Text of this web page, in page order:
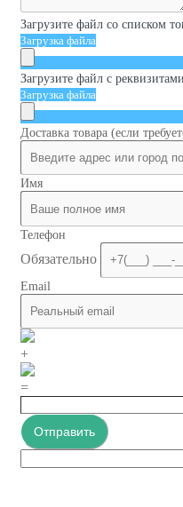
Загрузите файл со списком
Загрузка файла
Загрузите файл с
Загрузка файла
Доставка товара (если
Имя
Телефон
Обязательно
Email
+
=
Отправить